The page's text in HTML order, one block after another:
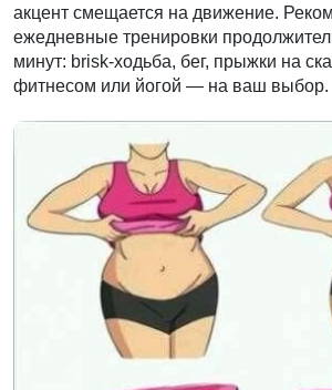
акцент смещается на движение.
ежедневные тренировки
минут: brisk-ходьба, бег, прыжки на
фитнесом или йогой — на ваш выбор.